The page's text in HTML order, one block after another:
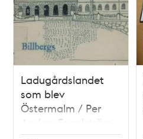
Ladugårdslandet
som blev
Östermalm / Per
Anders Fogelström